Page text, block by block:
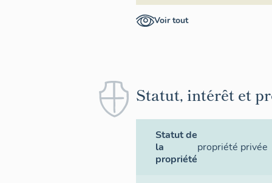
Voir tout
Statut, intérêt et
Statut de
la
propriété
propriété privée